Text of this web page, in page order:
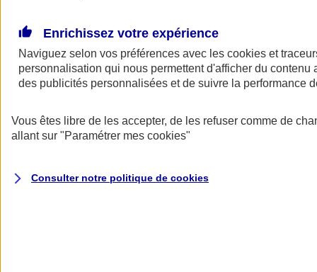
Nos actualités
Retour à la section précédente
Enrichissez votre expérience
Naviguez selon vos préférences avec les cookies et
personnalisation qui nous permettent d'afficher du contenu
des publicités personnalisées et de suivre la performance
Vous êtes libre de les accepter, de les refuser comme de
allant sur "Paramétrer mes cookies"
Consulter notre politique de cookies